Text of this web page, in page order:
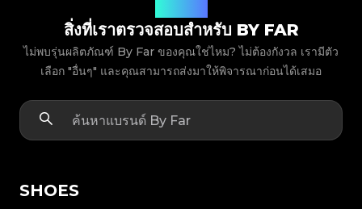
สิ่งที่เราตรวจสอบสำหรับ BY FAR
ไม่พบรุ่นผลิตภัณฑ์ By Far ของคุณใช่ไหม? ไม่ต้องกังวล เรามีตัว
เลือก "อื่นๆ" และคุณสามารถส่งมาให้พิจารณาก่อนได้เสมอ
SHOES